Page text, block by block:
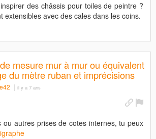
des châssis pour toiles de peintre ?
extensibles avec des cales dans les coins.
mesure mur à mur ou équivalent
du mètre ruban et imprécisions
il y a 7 ans
ou autres prises de cotes internes, tu peux